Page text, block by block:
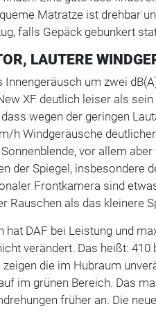
Matratze ist drehbar
falls Gepäck gebunkert
LAUTERE
Innengeräusch um zwei
XF deutlich leiser als
wegen der geringen
h Windgeräusche
vor allem
der Spiegel, insbesondere
Frontkamera sind
Rauschen als das kleinere
hat DAF bei Leistung und
verändert. Das heißt: 410
die im Hubraum
im grünen Bereich. Das
früher an. Die